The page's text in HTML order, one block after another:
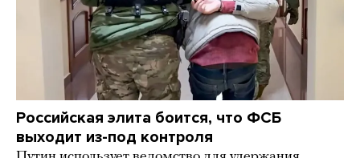
Российская элита боится, что ФСБ
выходит из-под контроля